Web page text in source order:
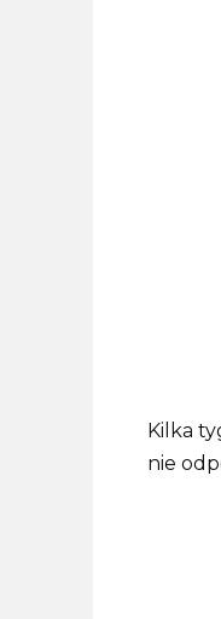
Kilka
nie